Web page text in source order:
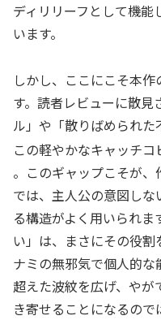
ディリリーフとして機能
います。
しかし、ここにこそ本
す。読者レビューに散見
ル」や「散りばめられた
この軽やかなキャッチ
。このギャップこそが
では、主人公の意図し
る構造がよく用いられ
い」は、まさにその役割
ナミの無邪気で個人的
超えた波紋を広げ、やが
き寄せることになるので